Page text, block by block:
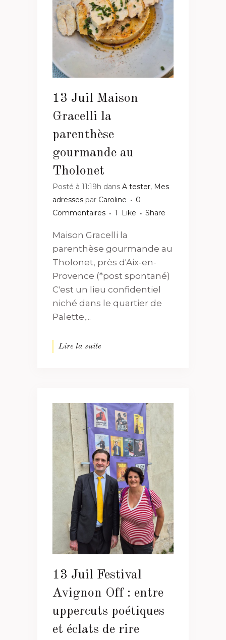
13 Juil Maison
Gracelli la
parenthèse
gourmande au
Tholonet
Posté à 11:19h dans A tester, Mes
adresses par Caroline
0
Commentaires
1 Like Share
Maison Gracelli la
parenthèse gourmande au
Tholonet, près d'Aix-en-
Provence (*post spontané)
C'est un lieu confidentiel
niché dans le quartier de
Palette,...
Lire la suite
13 Juil Festival
Avignon Off : entre
uppercuts poétiques
et éclats de rire